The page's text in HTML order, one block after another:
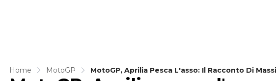
Home MotoGP MotoGP, Aprilia Pesca L'asso: Il Racconto Di